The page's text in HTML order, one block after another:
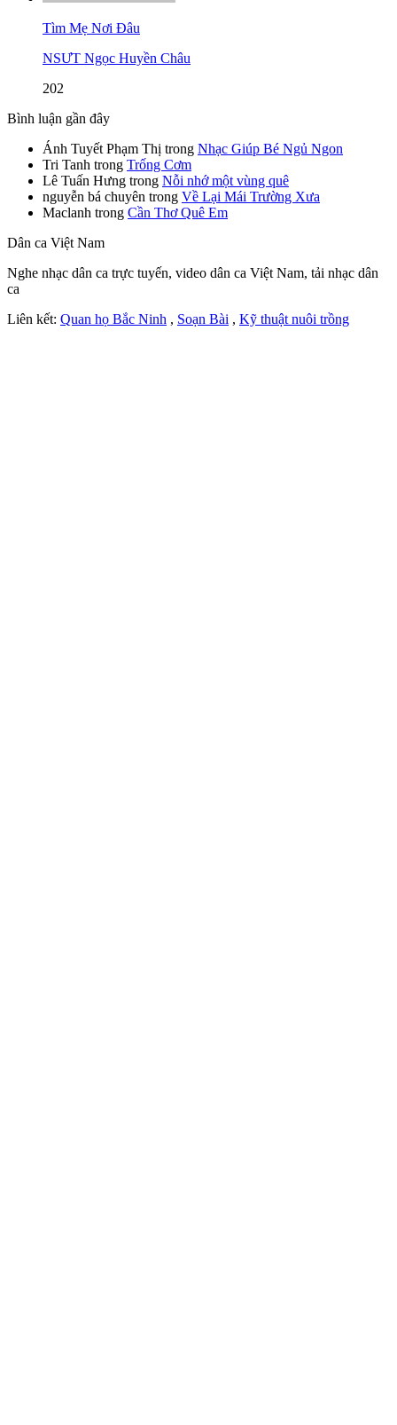
Tìm Mẹ Nơi Đâu
NSƯT Ngọc Huyền Châu
202
Bình luận gần đây
Ánh Tuyết Phạm Thị trong Nhạc Giúp Bé Ngủ Ngon
Tri Tanh trong Trống Cơm
Lê Tuấn Hưng trong Nỗi nhớ một vùng quê
nguyễn bá chuyên trong Về Lại Mái Trường Xưa
Maclanh trong Cần Thơ Quê Em
Dân ca Việt Nam
Nghe nhạc dân ca trực tuyến, video dân ca Việt Nam, tải nhạc dân
ca
Liên kết: Quan họ Bắc Ninh , Soạn Bài , Kỹ thuật nuôi trồng